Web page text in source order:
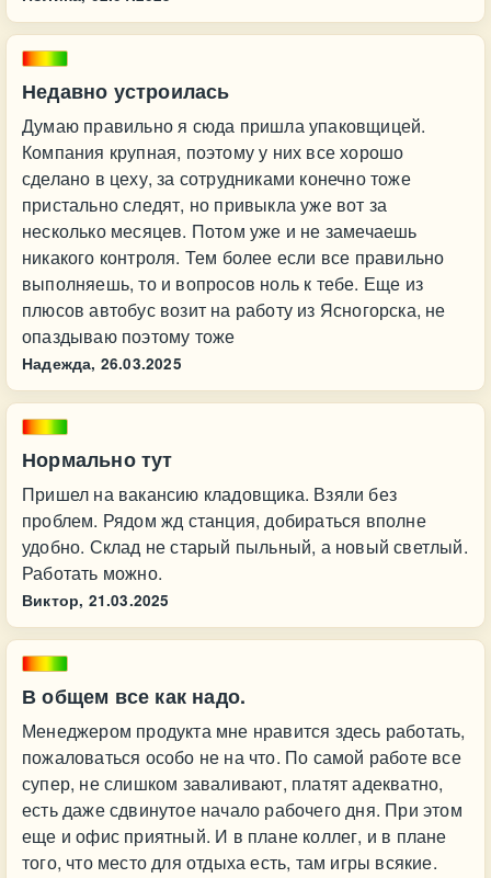
Недавно устроилась
Думаю правильно я сюда пришла упаковщицей.
Компания крупная, поэтому у них все хорошо
сделано в цеху, за сотрудниками конечно тоже
пристально следят, но привыкла уже вот за
несколько месяцев. Потом уже и не замечаешь
никакого контроля. Тем более если все правильно
выполняешь, то и вопросов ноль к тебе. Еще из
плюсов автобус возит на работу из Ясногорска, не
опаздываю поэтому тоже
Надежда, 26.03.2025
Нормально тут
Пришел на вакансию кладовщика. Взяли без
проблем. Рядом жд станция, добираться вполне
удобно. Склад не старый пыльный, а новый светлый.
Работать можно.
Виктор, 21.03.2025
В общем все как надо.
Менеджером продукта мне нравится здесь работать,
пожаловаться особо не на что. По самой работе все
супер, не слишком заваливают, платят адекватно,
есть даже сдвинутое начало рабочего дня. При этом
еще и офис приятный. И в плане коллег, и в плане
того, что место для отдыха есть, там игры всякие.